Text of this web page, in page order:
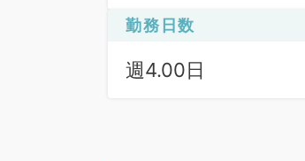
勤務日数
週4.00日